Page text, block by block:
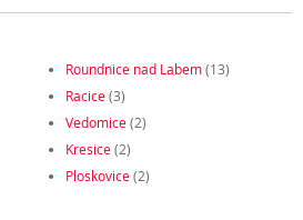
Roundnice nad Labem(13)
Racice(3)
Vedomice(2)
Kresice(2)
Ploskovice(2)